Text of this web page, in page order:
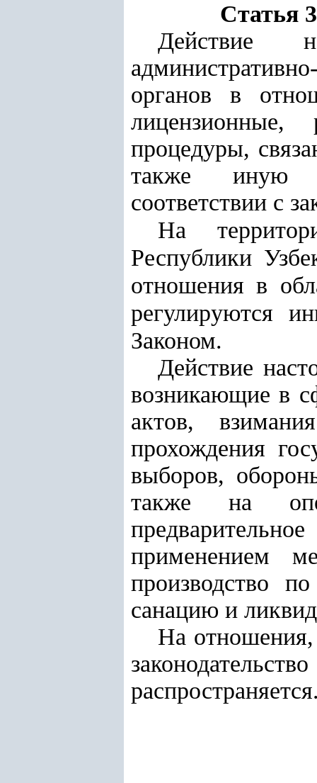
Статья
Действие
органов в
лицензионные,
процедуры,
также иную
соответствии с
На
Республики
отношения в
регулируются
Законом.
Действие
возникающие в
актов,
прохождения
выборов,
также на
применением
производство
санацию и
На отношения,